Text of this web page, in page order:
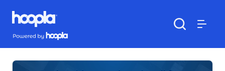
Skip to main content
Hoopla logo
Powered by Hoopla